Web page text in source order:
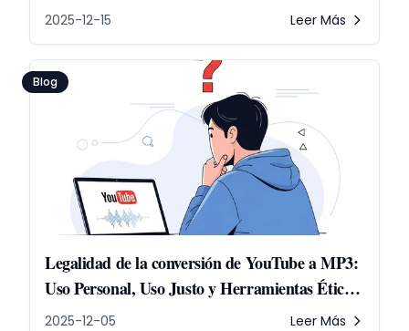
2025-12-15 Leer Más
Blog
Legalidad de la conversión de YouTube a MP3:
Uso Personal, Uso Justo y Herramientas Éticas
de Convertidor MP3
2025-12-05 Leer Más